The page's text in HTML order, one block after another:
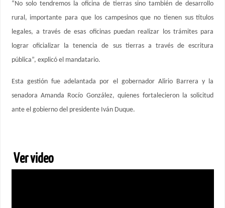
“No solo tendremos la oficina de tierras sino también de desarrollo
rural, importante para que los campesinos que no tienen sus títulos
legales, a través de esas oficinas puedan realizar los trámites para
lograr oficializar la tenencia de sus tierras a través de escritura
pública”, explicó el mandatario.
Esta gestión fue adelantada por el gobernador Alirio Barrera y la
senadora Amanda Rocío González, quienes fortalecieron la solicitud
ante el gobierno del presidente Iván Duque.
Ver video